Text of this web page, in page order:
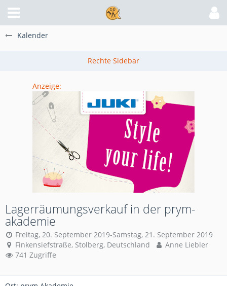
Kalender
Anzeige:
Lagerräumungsverkauf in der prym-
akademie
Freitag, 20. September 2019-Samstag, 21. September 2019
Finkensiefstraße, Stolberg, Deutschland
Anne Liebler
741 Zugriffe